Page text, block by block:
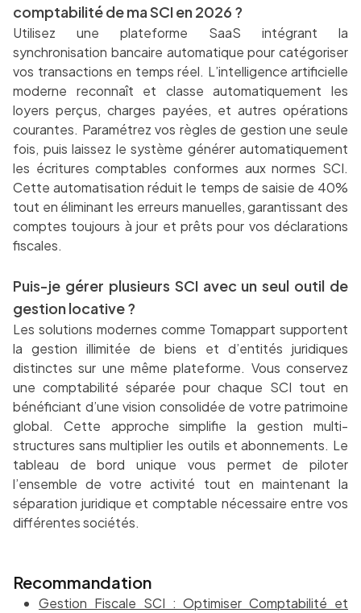
comptabilité de ma SCI en 2026 ?
Utilisez une plateforme SaaS intégrant la
synchronisation bancaire automatique pour catégoriser
vos transactions en temps réel. L’intelligence artificielle
moderne reconnaît et classe automatiquement les
loyers perçus, charges payées, et autres opérations
courantes. Paramétrez vos règles de gestion une seule
fois, puis laissez le système générer automatiquement
les écritures comptables conformes aux normes SCI.
Cette automatisation réduit le temps de saisie de 40%
tout en éliminant les erreurs manuelles, garantissant des
comptes toujours à jour et prêts pour vos déclarations
fiscales.
Puis-je gérer plusieurs SCI avec un seul outil de
gestion locative ?
Les solutions modernes comme Tomappart supportent
la gestion illimitée de biens et d’entités juridiques
distinctes sur une même plateforme. Vous conservez
une comptabilité séparée pour chaque SCI tout en
bénéficiant d’une vision consolidée de votre patrimoine
global. Cette approche simplifie la gestion multi-
structures sans multiplier les outils et abonnements. Le
tableau de bord unique vous permet de piloter
l’ensemble de votre activité tout en maintenant la
séparation juridique et comptable nécessaire entre vos
différentes sociétés.
Recommandation
Gestion Fiscale SCI : Optimiser Comptabilité et